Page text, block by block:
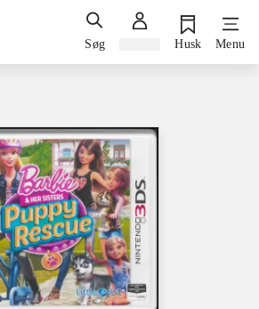
Søg Husk Menu